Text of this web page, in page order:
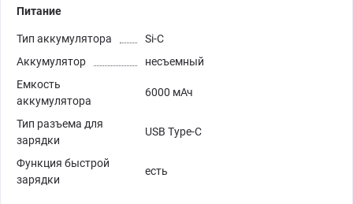
Питание
Тип аккумулятора
Si-C
Аккумулятор
несъемный
Емкость
аккумулятора
6000 мАч
Тип разъема для
зарядки
USB Type-C
Функция быстрой
зарядки
есть